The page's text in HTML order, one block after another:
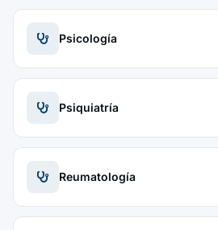
Psicología
Psiquiatría
Reumatología